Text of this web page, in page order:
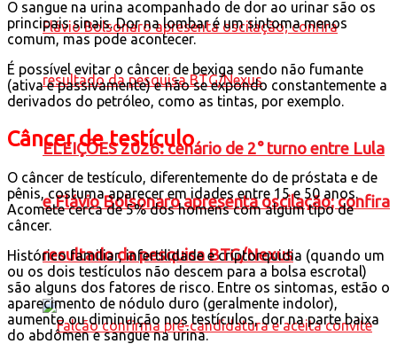
ELEIÇÕES 2026: cenário de 2° turno entre Lula
e Flávio Bolsonaro apresenta oscilação; confira
resultado da pesquisa BTG/Nexus
O sangue na urina acompanhado de dor ao urinar são os
principais sinais. Dor na lombar é um sintoma menos
comum, mas pode acontecer.
É possível evitar o câncer de bexiga sendo não fumante
(ativa e passivamente) e não se expondo constantemente a
derivados do petróleo, como as tintas, por exemplo.
Câncer de testículo
O câncer de testículo, diferentemente do de próstata e de
pênis, costuma aparecer em idades entre 15 e 50 anos.
Acomete cerca de 5% dos homens com algum tipo de
câncer.
Histórico familiar, infertilidade e criptorquidia (quando um
ou os dois testículos não descem para a bolsa escrotal)
são alguns dos fatores de risco. Entre os sintomas, estão o
aparecimento de nódulo duro (geralmente indolor),
aumento ou diminuição nos testículos, dor na parte baixa
do abdômen e sangue na urina.